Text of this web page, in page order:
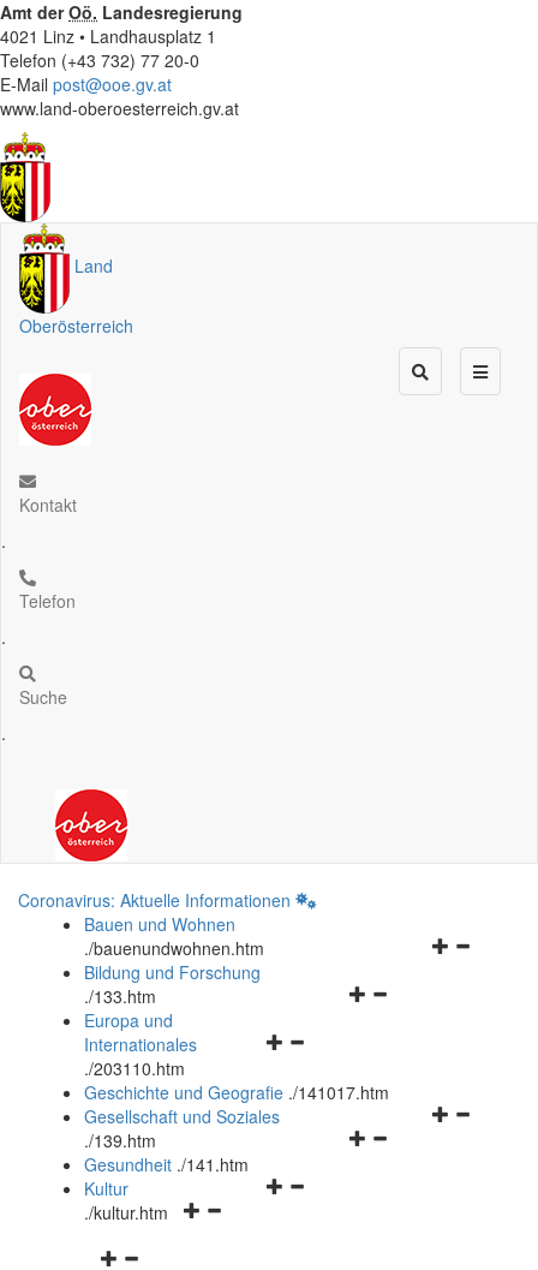
Amt derOö. Landesregierung
4021 Linz • Landhausplatz 1
Telefon (+43 732) 77 20-0
E-Mail post@ooe.gv.at
www.land-oberoesterreich.gv.at
Land
Oberösterreich
Kontakt
.
Telefon
.
Suche
.
Coronavirus: Aktuelle Informationen
Bauen und Wohnen
./bauenundwohnen.htm
Navigationsmenü
Bildung und Forschung
./133.htm
Navigationsmenü
und
schließen
Europa und
Internationales
./203110.htm
Geschichte und Geografie ./141017.htm
Navigationsmenü
Gesellschaft und Soziales
./139.htm
Navigationsmenü
Gesundheit ./141.htm
Navigationsmenü
Kultur
./kultur.htm
Navigationsmenü